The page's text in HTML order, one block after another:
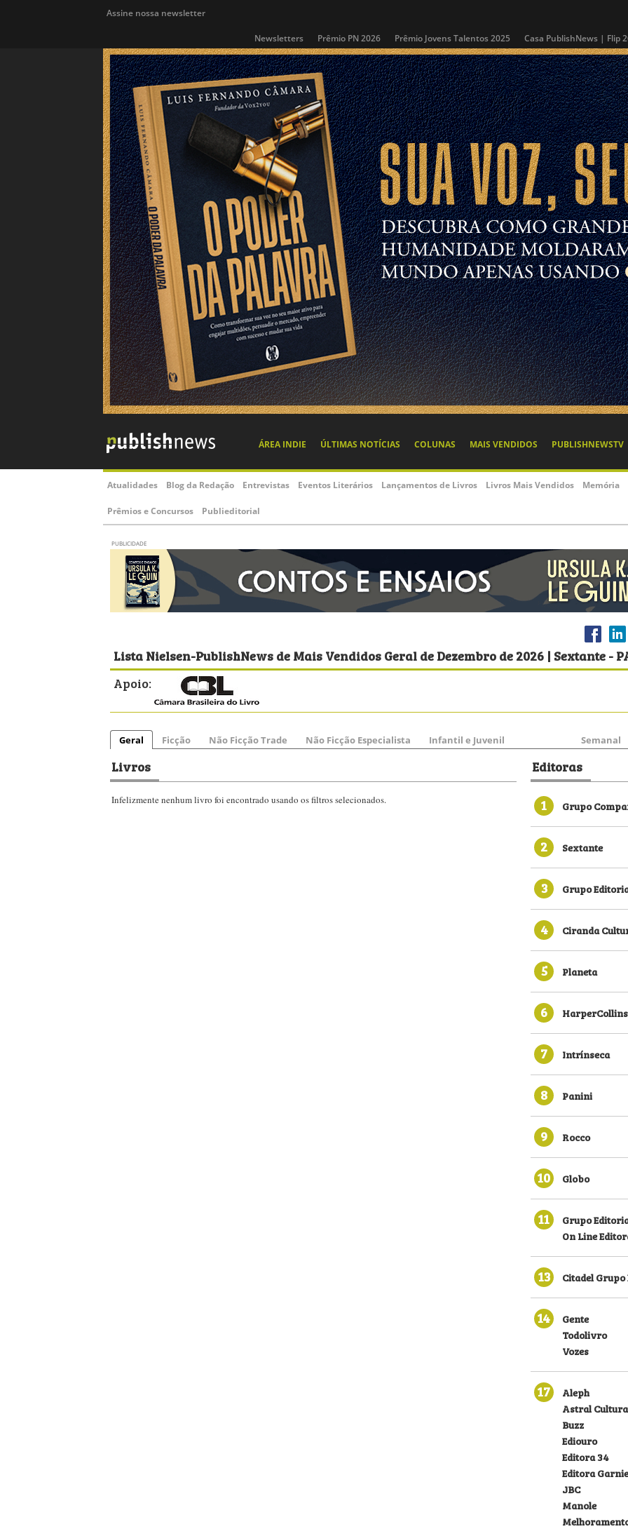
Assine nossa newsletter
Newsletters Prêmio PN 2026 Prêmio Jovens Talentos 2025 Casa PublishNews | Flip
ÁREA INDIE ÚLTIMAS NOTÍCIAS COLUNAS MAIS VENDIDOS PUBLISHNEWSTV
Atualidades Blog da Redação Entrevistas Eventos Literários Lançamentos de Livros Livros Mais Vendidos Memória
Prêmios e Concursos Publieditorial
PUBLICIDADE
Lista Nielsen-PublishNews de Mais Vendidos Geral de Dezembro de 2026 | Sextante -
Apoio:
Geral Ficção Não Ficção Trade Não Ficção Especialista Infantil e Juvenil Semanal
Livros
Infelizmente nenhum livro foi encontrado usando os filtros selecionados.
Editoras
1
Grupo
2 Sextante
3 Grupo
4 Ciranda
5 Planeta
6
7 Intrínseca
8 Panini
9 Rocco
10 Globo
11
Grupo
On Line
13 Citadel
14
Gente
Todolivro
Vozes
17
Aleph
Astral
Buzz
Ediouro
Editora 34
Editora
JBC
Manole